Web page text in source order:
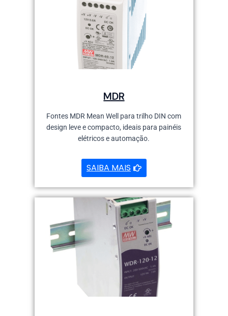
MDR
Fontes MDR Mean Well para trilho DIN com
design leve e compacto, ideais para painéis
elétricos e automação.
SAIBA MAIS